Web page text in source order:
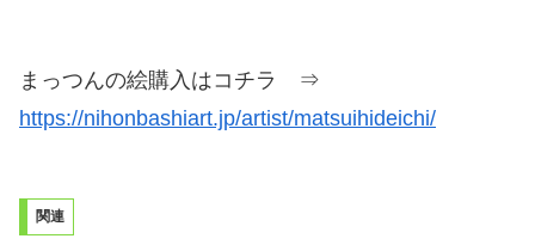
まっつんの絵購入はコチラ ⇒
https://nihonbashiart.jp/artist/matsuihideichi/
関連